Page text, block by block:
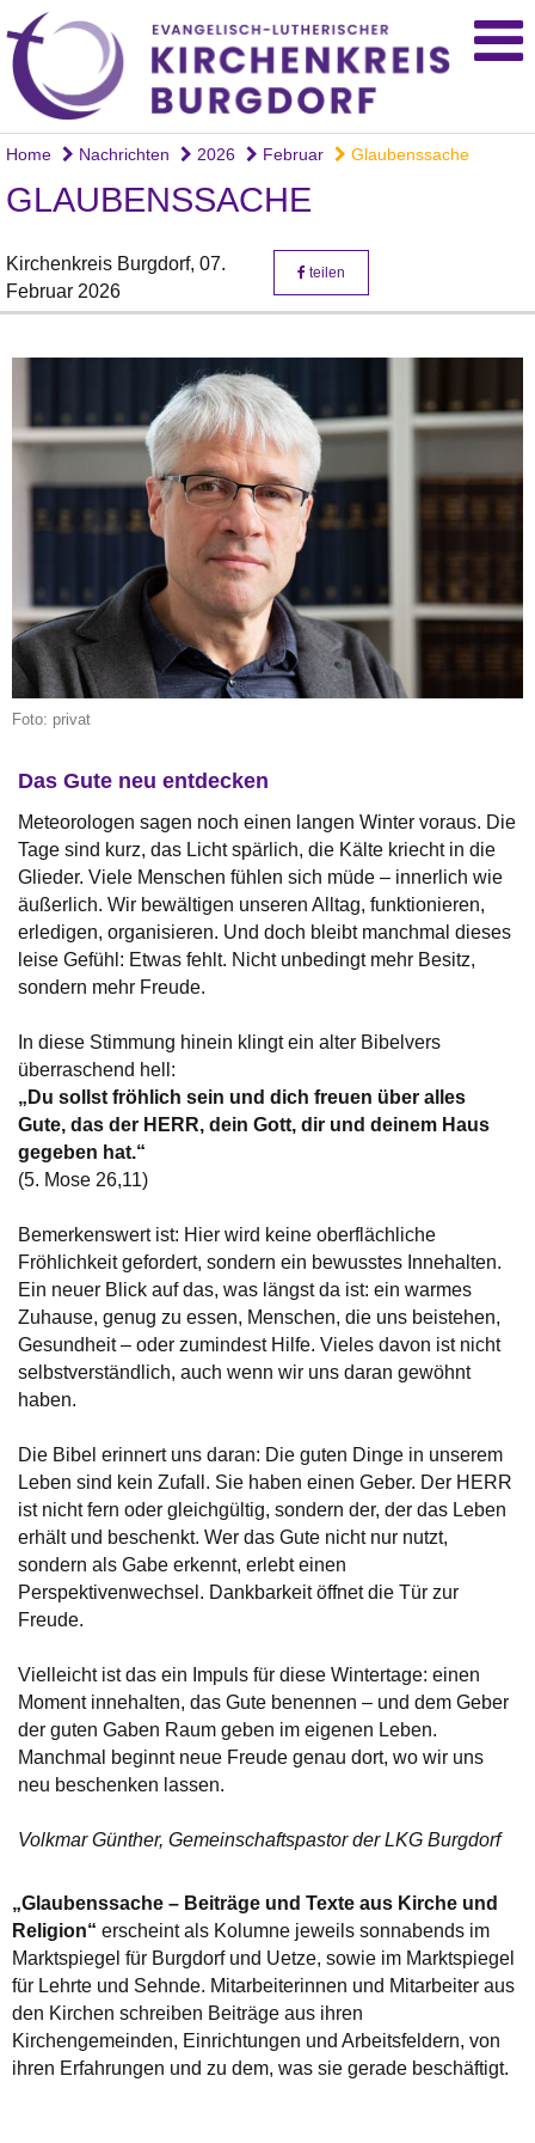
Home Nachrichten 2026 Februar Glaubenssache
GLAUBENSSACHE
Kirchenkreis Burgdorf, 07.
Februar 2026
teilen
Foto: privat
Das Gute neu entdecken
Meteorologen sagen noch einen langen Winter voraus. Die
Tage sind kurz, das Licht spärlich, die Kälte kriecht in die
Glieder. Viele Menschen fühlen sich müde – innerlich wie
äußerlich. Wir bewältigen unseren Alltag, funktionieren,
erledigen, organisieren. Und doch bleibt manchmal dieses
leise Gefühl: Etwas fehlt. Nicht unbedingt mehr Besitz,
sondern mehr Freude.
In diese Stimmung hinein klingt ein alter Bibelvers
überraschend hell:
„Du sollst fröhlich sein und dich freuen über alles
Gute, das der HERR, dein Gott, dir und deinem Haus
gegeben hat.“
(5. Mose 26,11)
Bemerkenswert ist: Hier wird keine oberflächliche
Fröhlichkeit gefordert, sondern ein bewusstes Innehalten.
Ein neuer Blick auf das, was längst da ist: ein warmes
Zuhause, genug zu essen, Menschen, die uns beistehen,
Gesundheit – oder zumindest Hilfe. Vieles davon ist nicht
selbstverständlich, auch wenn wir uns daran gewöhnt
haben.
Die Bibel erinnert uns daran: Die guten Dinge in unserem
Leben sind kein Zufall. Sie haben einen Geber. Der HERR
ist nicht fern oder gleichgültig, sondern der, der das Leben
erhält und beschenkt. Wer das Gute nicht nur nutzt,
sondern als Gabe erkennt, erlebt einen
Perspektivenwechsel. Dankbarkeit öffnet die Tür zur
Freude.
Vielleicht ist das ein Impuls für diese Wintertage: einen
Moment innehalten, das Gute benennen – und dem Geber
der guten Gaben Raum geben im eigenen Leben.
Manchmal beginnt neue Freude genau dort, wo wir uns
neu beschenken lassen.
Volkmar Günther, Gemeinschaftspastor der LKG Burgdorf
„Glaubenssache – Beiträge und Texte aus Kirche und
Religion“ erscheint als Kolumne jeweils sonnabends im
Marktspiegel für Burgdorf und Uetze, sowie im Marktspiegel
für Lehrte und Sehnde. Mitarbeiterinnen und Mitarbeiter aus
den Kirchen schreiben Beiträge aus ihren
Kirchengemeinden, Einrichtungen und Arbeitsfeldern, von
ihren Erfahrungen und zu dem, was sie gerade beschäftigt.